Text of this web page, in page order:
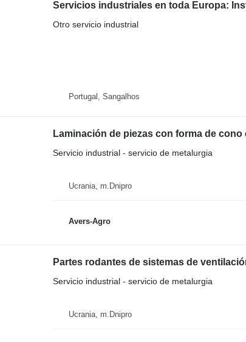
Otro servicio industrial
Portugal, Sangalhos
Laminación de piezas con forma de
Servicio industrial - servicio de metalurgia
Ucrania, m.Dnipro
Avers-Agro
Partes rodantes de sistemas de
Servicio industrial - servicio de metalurgia
Ucrania, m.Dnipro